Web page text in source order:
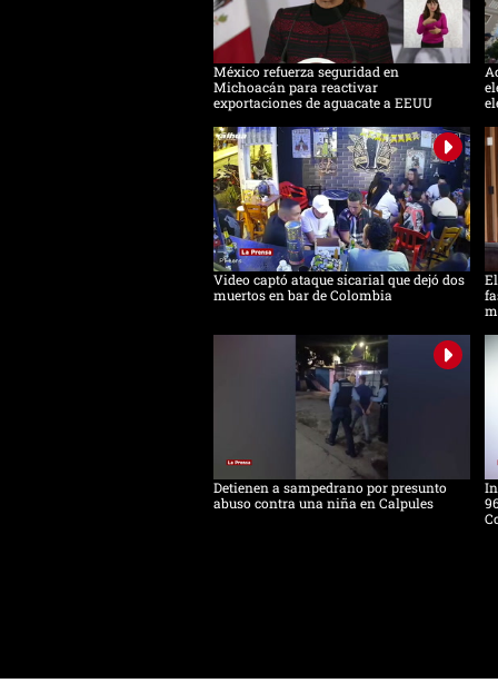
México refuerza seguridad en
Michoacán para reactivar
exportaciones de aguacate a EEUU
Video captó ataque sicarial que dejó dos
muertos en bar de Colombia
Detienen a sampedrano por presunto
abuso contra una niña en Calpules